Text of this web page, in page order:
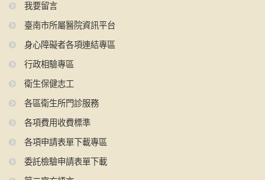
我要留言
臺南市所屬醫院資訊平台
身心障礙者各項連結專區
行政相驗專區
衛生保健志工
各區衛生所門診服務
各項費用收費標準
各項申請表單下載專區
委託檢驗申請表單下載